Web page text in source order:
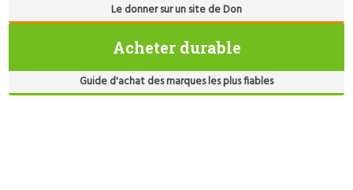
Le donner sur un site de Don
Acheter durable
Guide d'achat des marques les plus fiables